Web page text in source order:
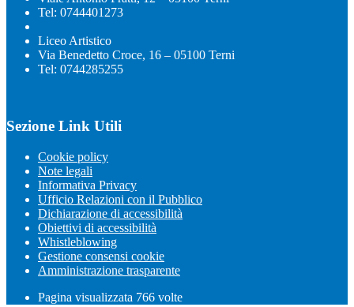
Tel: 0744401273
Liceo Artistico
Via Benedetto Croce, 16 – 05100 Terni
Tel: 0744285255
Sezione Link Utili
Cookie policy
Note legali
Informativa Privacy
Ufficio Relazioni con il Pubblico
Dichiarazione di accessibilità
Obiettivi di accessibilità
Whistleblowing
Gestione consensi cookie
Amministrazione trasparente
Pagina visualizzata 766 volte